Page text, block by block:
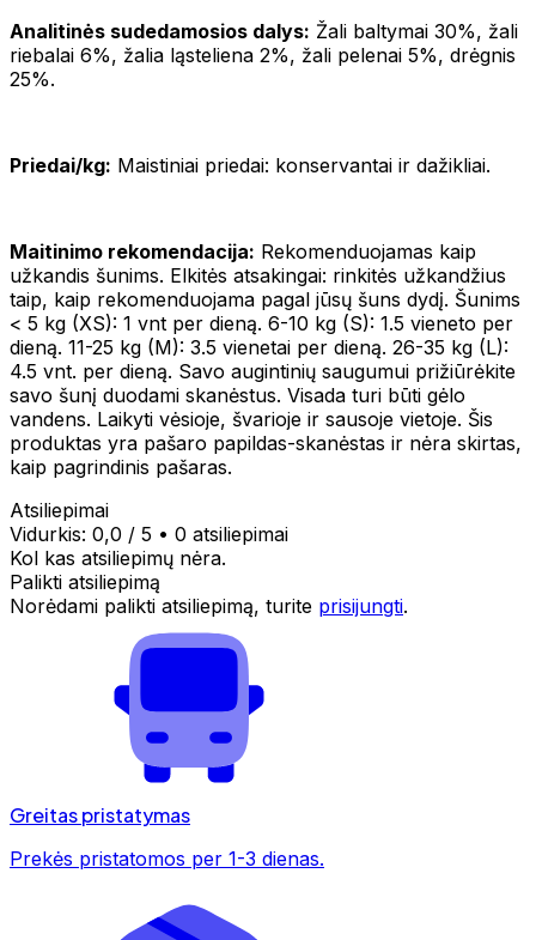
Analitinės sudedamosios dalys: Žali baltymai 30%, žali
riebalai 6%, žalia ląsteliena 2%, žali pelenai 5%, drėgnis
25%.
Priedai/kg: Maistiniai priedai: konservantai ir dažikliai.
Maitinimo rekomendacija: Rekomenduojamas kaip
užkandis šunims. Elkitės atsakingai: rinkitės užkandžius
taip, kaip rekomenduojama pagal jūsų šuns dydį. Šunims
< 5 kg (XS): 1 vnt per dieną. 6-10 kg (S): 1.5 vieneto per
dieną. 11-25 kg (M): 3.5 vienetai per dieną. 26-35 kg (L):
4.5 vnt. per dieną. Savo augintinių saugumui prižiūrėkite
savo šunį duodami skanėstus. Visada turi būti gėlo
vandens. Laikyti vėsioje, švarioje ir sausoje vietoje. Šis
produktas yra pašaro papildas-skanėstas ir nėra skirtas,
kaip pagrindinis pašaras.
Atsiliepimai
Vidurkis: 0,0 / 5 • 0 atsiliepimai
Kol kas atsiliepimų nėra.
Palikti atsiliepimą
Norėdami palikti atsiliepimą, turite prisijungti.
Greitas pristatymas
Prekės pristatomos per 1-3 dienas.